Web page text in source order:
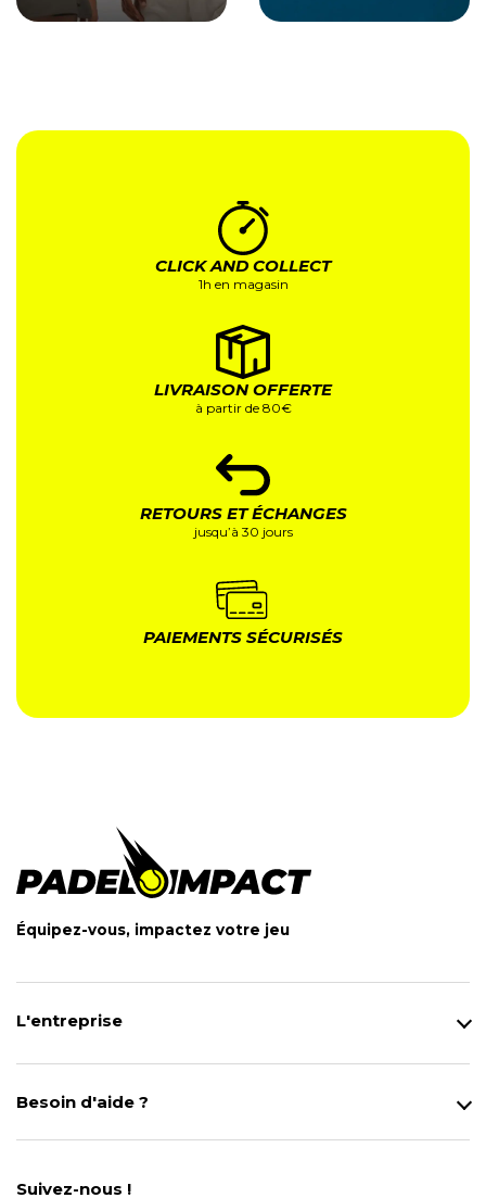
CLICK AND COLLECT
1h en magasin
LIVRAISON OFFERTE
à partir de 80€
RETOURS ET ÉCHANGES
jusqu’à 30 jours
PAIEMENTS SÉCURISÉS
Équipez-vous, impactez votre jeu
L'entreprise
Besoin d'aide ?
Contact
Gestion des cookies
Suivez-nous !